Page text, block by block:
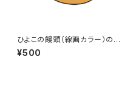
ひよこの饅頭（線画カラー）のイ
ラスト
¥500